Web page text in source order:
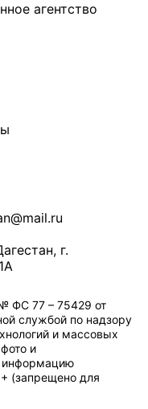
агентство
г.
ФС 77 – 75429 от
службой по надзору
и массовых
и
информацию
(запрещено для